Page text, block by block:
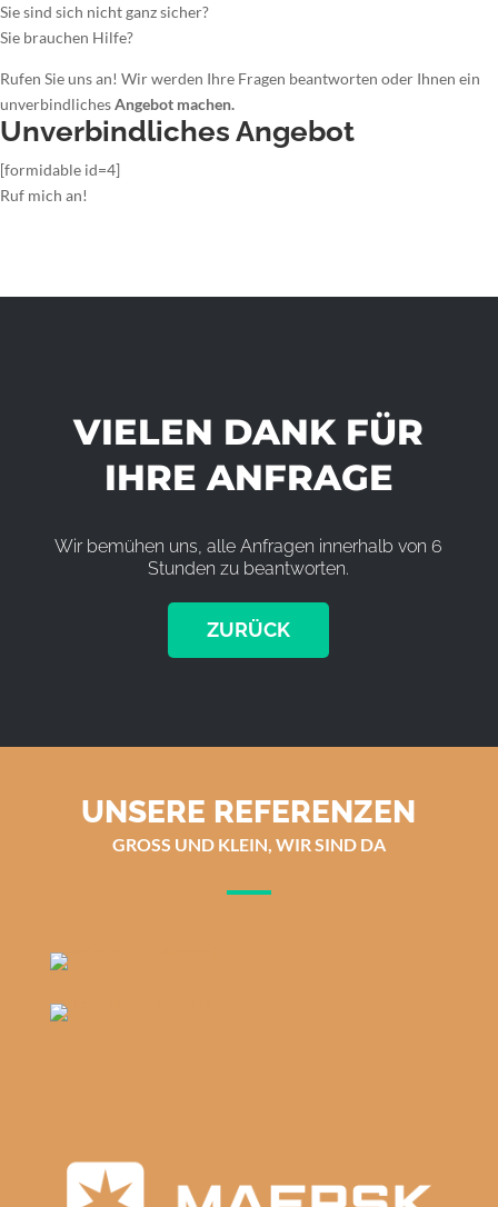
Sie sind sich nicht ganz sicher?
Sie brauchen Hilfe?
Rufen Sie uns an! Wir werden Ihre Fragen beantworten oder Ihnen ein
unverbindlichesAngebot machen.
Unverbindliches Angebot
[formidable id=4]
Ruf mich an!
VIELEN DANK FÜR
IHRE ANFRAGE
Wir bemühen uns, alle Anfragen innerhalb von 6
Stunden zu beantworten.
ZURÜCK
UNSERE REFERENZEN
GROSS UND KLEIN, WIR SIND DA